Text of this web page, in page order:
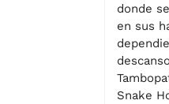
donde
en sus
Snake